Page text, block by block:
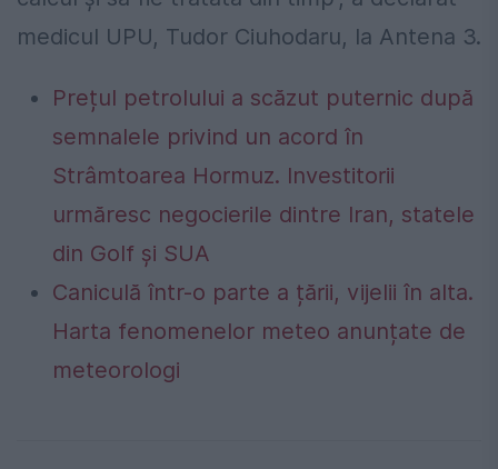
medicul UPU, Tudor Ciuhodaru, la Antena 3.
Prețul petrolului a scăzut puternic după
semnalele privind un acord în
Strâmtoarea Hormuz. Investitorii
urmăresc negocierile dintre Iran, statele
din Golf și SUA
Caniculă într-o parte a țării, vijelii în alta.
Harta fenomenelor meteo anunțate de
meteorologi